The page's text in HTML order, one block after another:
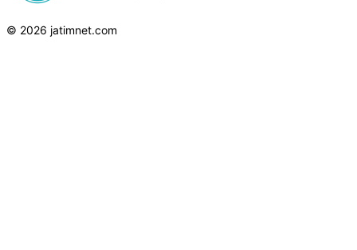
© 2026 jatimnet.com